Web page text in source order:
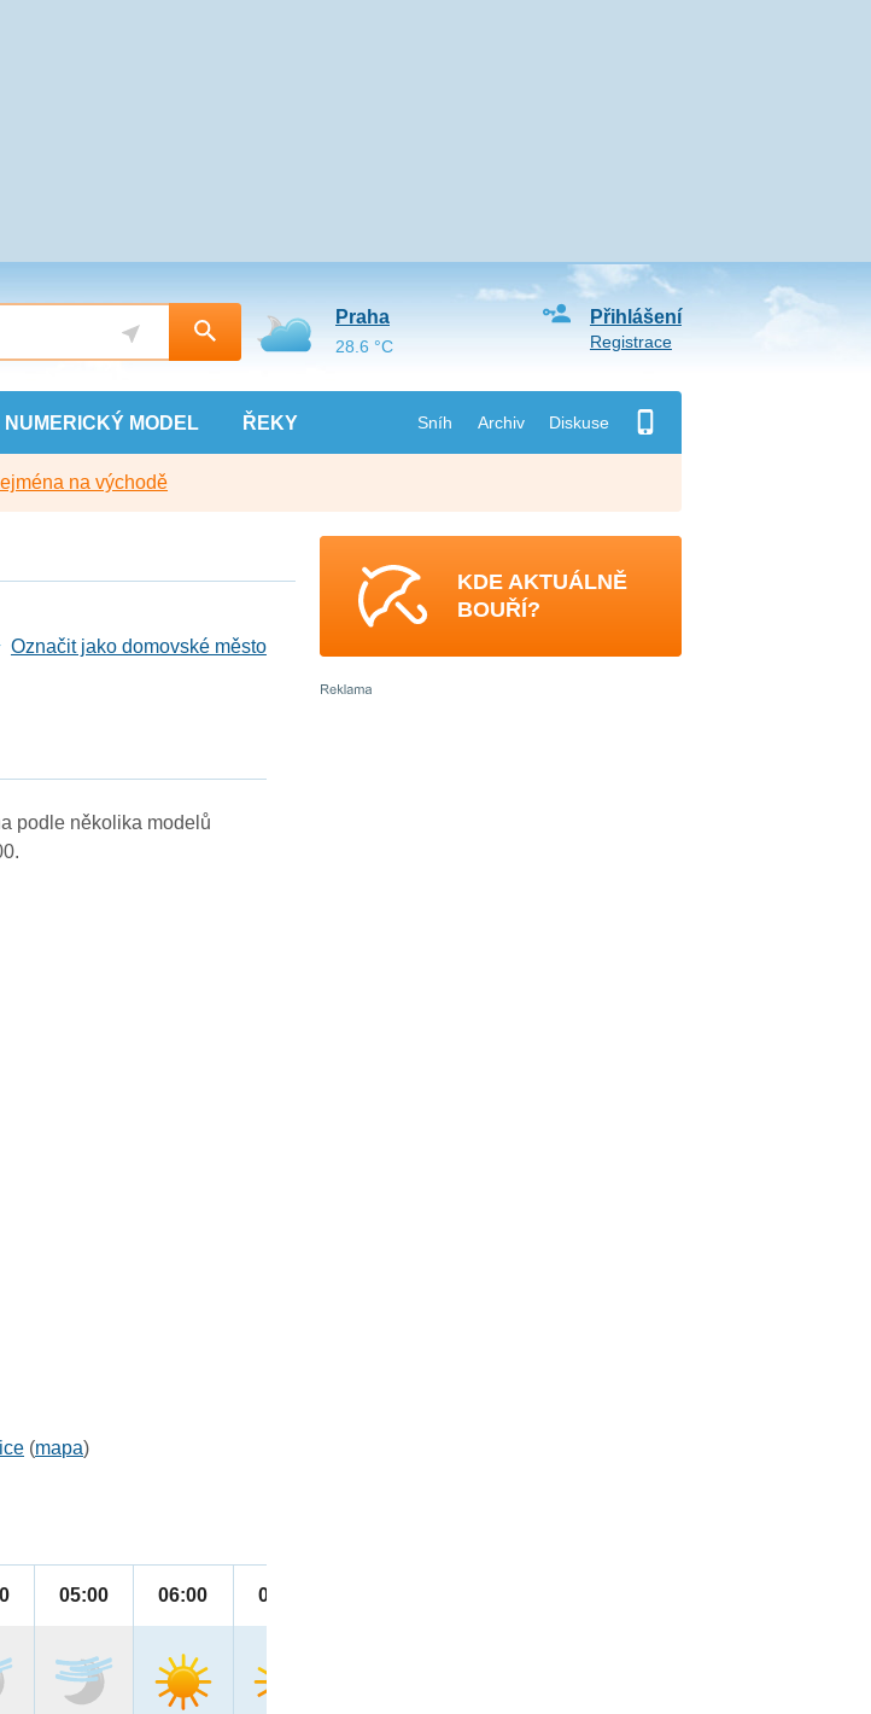
NUMERICKÝ MODEL ŘEKY Sníh Archiv Diskuse
Přihlášení
Registrace
Praha
28.6 °C
na východě
Označit jako domovské město
podle několika modelů
(mapa)
05:00 06:00 07:00
KDE AKTUÁLNĚ
BOUŘÍ?